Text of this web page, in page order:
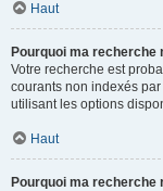
Haut
Pourquoi ma recherche
Votre recherche est
courants non indexés
utilisant les options
Haut
Pourquoi ma recherche